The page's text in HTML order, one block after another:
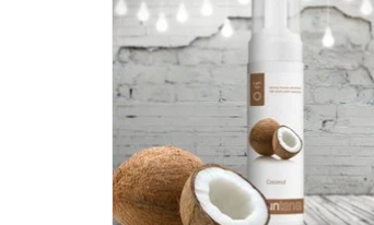
Coconut -light tan
TOEVOEGEN AAN WINKELWAGEN